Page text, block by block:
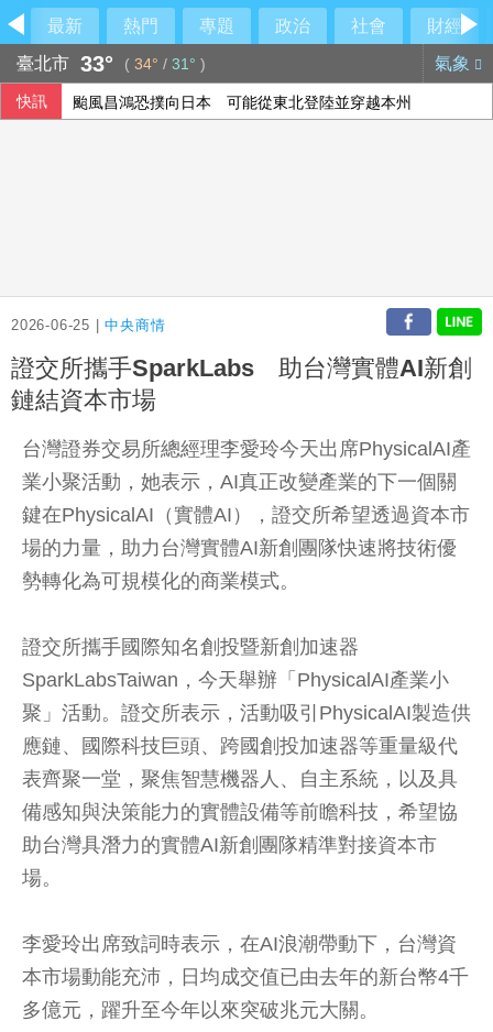
最新 熱門 專題 政治 社會
財經
臺北市 33° ( 34° / 31° ) 氣象
快訊 颱風昌鴻恐撲向日本 可能從東北登陸並穿越本州
2026-06-25 |中央商情
證交所攜手SparkLabs 助台灣實體AI新創
鏈結資本市場
台灣證券交易所總經理李愛玲今天出席PhysicalAI產
業小聚活動，她表示，AI真正改變產業的下一個關
鍵在PhysicalAI（實體AI），證交所希望透過資本市
場的力量，助力台灣實體AI新創團隊快速將技術優
勢轉化為可規模化的商業模式。
證交所攜手國際知名創投暨新創加速器
SparkLabsTaiwan，今天舉辦「PhysicalAI產業小
聚」活動。證交所表示，活動吸引PhysicalAI製造供
應鏈、國際科技巨頭、跨國創投加速器等重量級代
表齊聚一堂，聚焦智慧機器人、自主系統，以及具
備感知與決策能力的實體設備等前瞻科技，希望協
助台灣具潛力的實體AI新創團隊精準對接資本市
場。
李愛玲出席致詞時表示，在AI浪潮帶動下，台灣資
本市場動能充沛，日均成交值已由去年的新台幣4千
多億元，躍升至今年以來突破兆元大關。